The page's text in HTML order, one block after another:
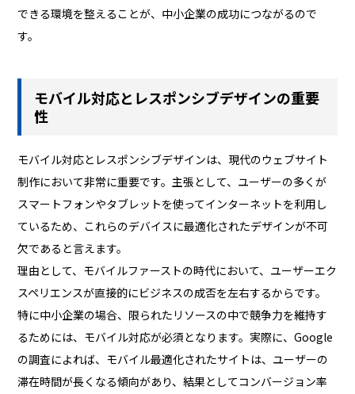
できる環境を整えることが、中小企業の成功につながるので
す。
モバイル対応とレスポンシブデザインの重要
性
モバイル対応とレスポンシブデザインは、現代のウェブサイト
制作において非常に重要です。主張として、ユーザーの多くが
スマートフォンやタブレットを使ってインターネットを利用し
ているため、これらのデバイスに最適化されたデザインが不可
欠であると言えます。
理由として、モバイルファーストの時代において、ユーザーエク
スペリエンスが直接的にビジネスの成否を左右するからです。
特に中小企業の場合、限られたリソースの中で競争力を維持す
るためには、モバイル対応が必須となります。実際に、Google
の調査によれば、モバイル最適化されたサイトは、ユーザーの
滞在時間が長くなる傾向があり、結果としてコンバージョン率